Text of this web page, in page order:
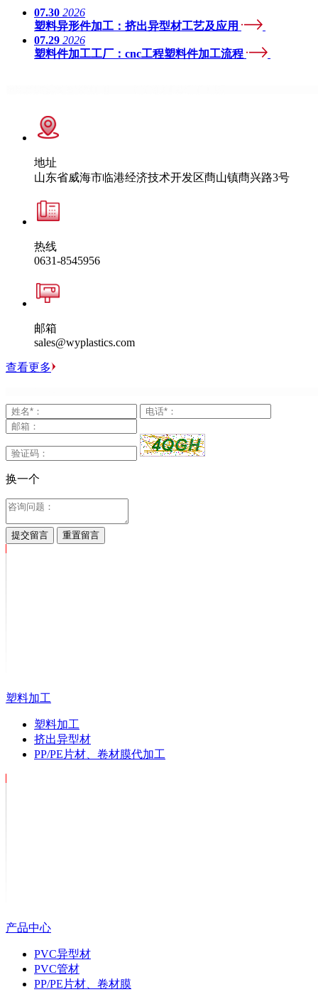
07.30 2026
塑料异形件加工：挤出异型材工艺及应用
07.29 2026
塑料件加工工厂：cnc工程塑料件加工流程
地址
山东省威海市临港经济技术开发区蔄山镇蔄兴路3号
热线
0631-8545956
邮箱
sales@wyplastics.com
查看更多
换一个
提交留言 重置留言
塑料加工
塑料加工
挤出异型材
PP/PE片材、卷材膜代加工
产品中心
PVC异型材
PVC管材
PP/PE片材、卷材膜